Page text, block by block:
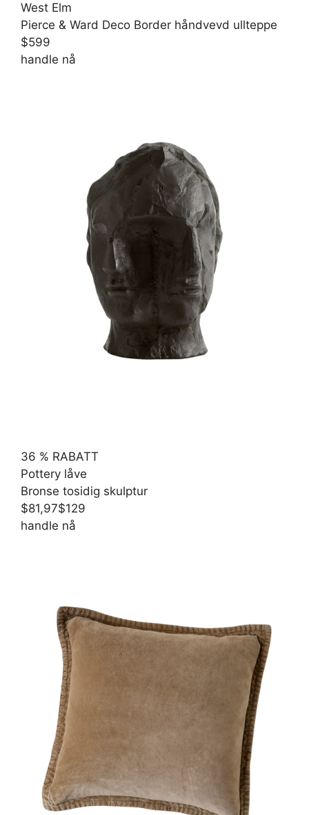
West Elm
Pierce & Ward Deco Border håndvevd ullteppe
$599
handle nå
36 % RABATT
Pottery låve
Bronse tosidig skulptur
$81,97$129
handle nå